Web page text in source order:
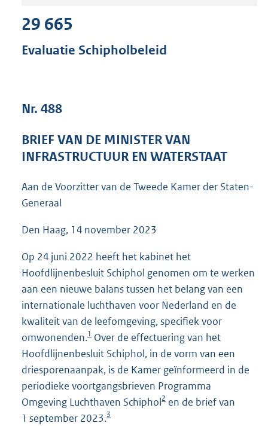
s
e
:
0
29 665
Evaluatie Schipholbeleid
Nr. 488
BRIEF VAN DE MINISTER VAN
INFRASTRUCTUUR EN WATERSTAAT
Aan de Voorzitter van de Tweede Kamer der Staten-
Generaal
Den Haag, 14 november 2023
Op 24 juni 2022 heeft het kabinet het
Hoofdlijnenbesluit Schiphol genomen om te werken
aan een nieuwe balans tussen het belang van een
internationale luchthaven voor Nederland en de
kwaliteit van de leefomgeving, specifiek voor
omwonenden.1 Over de effectuering van het
Hoofdlijnenbesluit Schiphol, in de vorm van een
driesporenaanpak, is de Kamer geïnformeerd in de
periodieke voortgangsbrieven Programma
Omgeving Luchthaven Schiphol2 en de brief van
1 september 2023.3